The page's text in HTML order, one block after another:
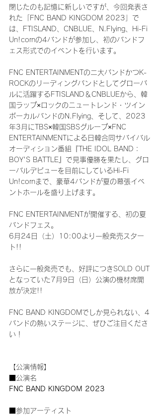
閉じたのも記憶に新しいですが、今回発表さ
れた「FNC BAND KINGDOM 2023」で
は、FTISLAND、CNBLUE、N.Flying、Hi-Fi
Un!cornの4バンドが参加し、初のバンドフ
ェス形式でのイベントを行います。
FNC ENTERTAINMENTの二大バンドかつK-
ROCKのリーディングバンドとしてグローバ
ルに活躍するFTISLAND＆CNBLUEから、韓
国ラップ×ロックのニュートレンド・ツイン
ボーカルバンドのN.Flying、そして、2023
年3月にTBS×韓国SBSグループ×FNC
ENTERTAINMENTによる日韓合同サバイバル
オーディション番組『THE IDOL BAND：
BOY'S BATTLE』で見事優勝を果たし、グロ
ーバルデビューを目前にしているHi-Fi
Un!cornまで、豪華4バンドが夏の幕張イベ
ントホールを盛り上げます。
FNC ENTERTAINMENTが開催する、初の夏
バンドフェス。
6月24日（土）10:00より一般発売スター
ト!!
さらに一般発売でも、好評につきSOLD OUT
となっていた7月9日（日）公演の機材席開
放が決定!!
FNC BAND KINGDOMでしか見られない、4
バンドの熱いステージに、ぜひご注目くださ
い！
【公演情報】
■公演名
FNC BAND KINGDOM 2023
■参加アーティスト